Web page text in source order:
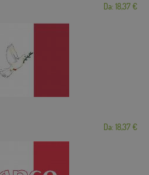
Da: 18,37 €
Da: 18,37 €